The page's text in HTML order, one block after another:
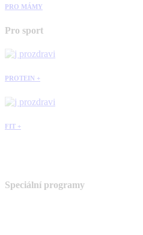
PRO MÁMY
Pro sport
PROTEIN +
FIT +
Speciální programy